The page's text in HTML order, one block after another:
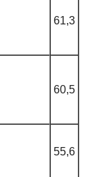
61,3
60,5
55,6